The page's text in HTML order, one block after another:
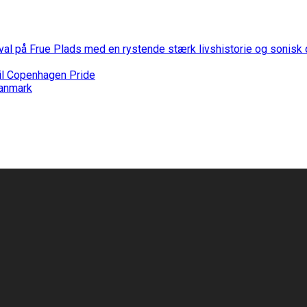
på Frue Plads med en rystende stærk livshistorie og sonisk
Copenhagen Pride